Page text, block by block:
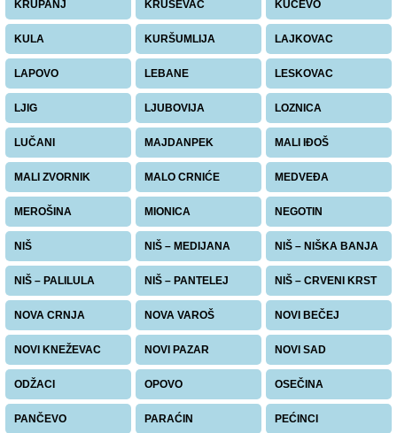
KRUPANJ KRUŠEVAC KUČEVO
KULA KURŠUMLIJA LAJKOVAC
LAPOVO LEBANE LESKOVAC
LJIG LJUBOVIJA LOZNICA
LUČANI MAJDANPEK MALI IĐOŠ
MALI ZVORNIK MALO CRNIĆE MEDVEĐA
MEROŠINA MIONICA NEGOTIN
NIŠ NIŠ – MEDIJANA NIŠ – NIŠKA BANJA
NIŠ – PALILULA NIŠ – PANTELEJ NIŠ – CRVENI KRST
NOVA CRNJA NOVA VAROŠ NOVI BEČEJ
NOVI KNEŽEVAC NOVI PAZAR NOVI SAD
ODŽACI OPOVO OSEČINA
PANČEVO PARAĆIN PEĆINCI